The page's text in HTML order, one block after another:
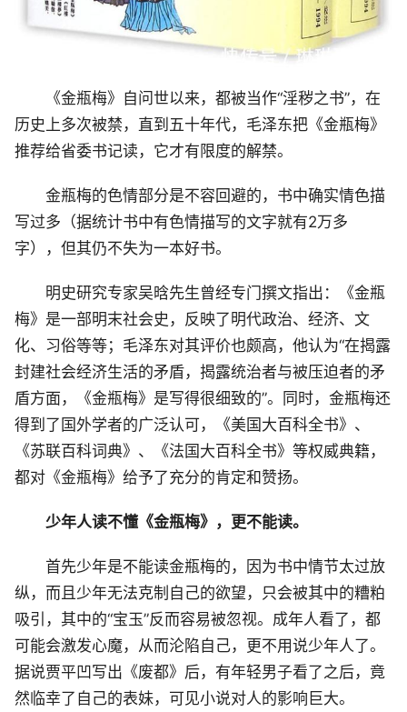
《金瓶梅》自问世以来，都被当作“淫秽之书”，在
历史上多次被禁，直到五十年代，毛泽东把《金瓶梅》
推荐给省委书记读，它才有限度的解禁。
金瓶梅的色情部分是不容回避的，书中确实情色描
写过多（据统计书中有色情描写的文字就有2万多
字），但其仍不失为一本好书。
明史研究专家吴晗先生曾经专门撰文指出：《金瓶
梅》是一部明末社会史，反映了明代政治、经济、文
化、习俗等等；毛泽东对其评价也颇高，他认为“在揭露
封建社会经济生活的矛盾，揭露统治者与被压迫者的矛
盾方面，《金瓶梅》是写得很细致的”。同时，金瓶梅还
得到了国外学者的广泛认可，《美国大百科全书》、
《苏联百科词典》、《法国大百科全书》等权威典籍，
都对《金瓶梅》给予了充分的肯定和赞扬。
少年人读不懂《金瓶梅》，更不能读。
首先少年是不能读金瓶梅的，因为书中情节太过放
纵，而且少年无法克制自己的欲望，只会被其中的糟粕
吸引，其中的“宝玉”反而容易被忽视。成年人看了，都
可能会激发心魔，从而沦陷自己，更不用说少年人了。
据说贾平凹写出《废都》后，有年轻男子看了之后，竟
然临幸了自己的表妹，可见小说对人的影响巨大。